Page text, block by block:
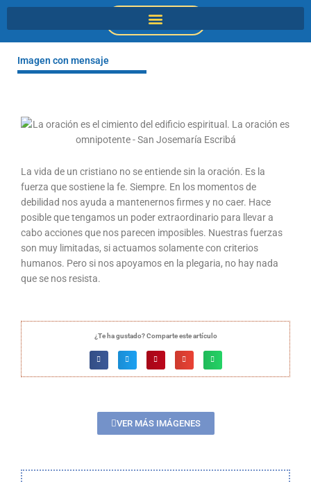
DONACIONES
Imagen con mensaje
La vida de un cristiano no se entiende sin la oración. Es la
fuerza que sostiene la fe. Siempre. En los momentos de
debilidad nos ayuda a mantenernos firmes y no caer. Hace
posible que tengamos un poder extraordinario para llevar a
cabo acciones que nos parecen imposibles. Nuestras fuerzas
son muy limitadas, si actuamos solamente con criterios
humanos. Pero si nos apoyamos en la plegaria, no hay nada
que se nos resista.
¿Te ha gustado? Comparte este artículo
VER MÁS IMÁGENES